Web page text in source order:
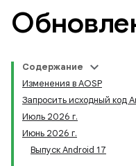
Содержание
Изменения в AOSP
Запросить исходный код
Июль 2026 г.
Июнь 2026 г.
Выпуск Android 17